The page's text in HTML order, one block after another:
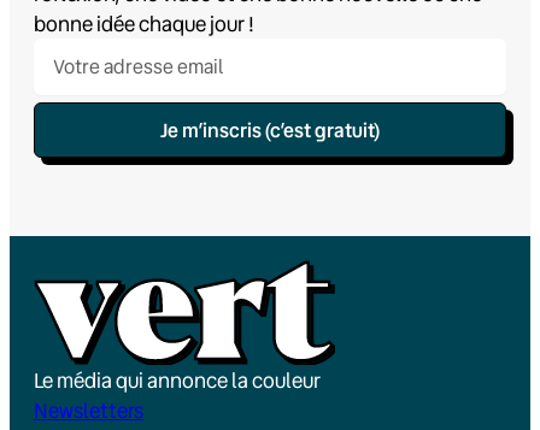
bonne idée chaque jour !
Je m’inscris (c’est gratuit)
Le média qui annonce la couleur
Newsletters